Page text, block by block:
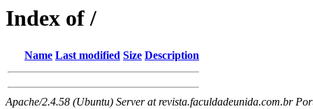
Index of /
Name Last modified Size Description
Apache/2.4.58 (Ubuntu) Server at revista.faculdadeunida.com.br